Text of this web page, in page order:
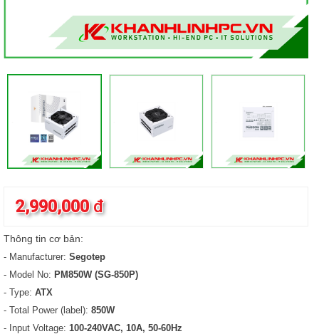
2,990,000đ
Thông tin cơ bản:
- Manufacturer: Segotep
- Model No: PM850W (SG-850P)
- Type: ATX
- Total Power (label): 850W
- Input Voltage: 100-240VAC, 10A, 50-60Hz